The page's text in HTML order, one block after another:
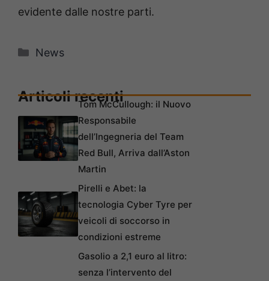
evidente dalle nostre parti.
Categorie
News
Articoli recentiTom McCullough: il Nuovo
Responsabile
dell’Ingegneria del Team
Red Bull, Arriva dall’Aston
Martin
Pirelli e Abet: la
tecnologia Cyber Tyre per
veicoli di soccorso in
condizioni estreme
Gasolio a 2,1 euro al litro:
senza l’intervento del